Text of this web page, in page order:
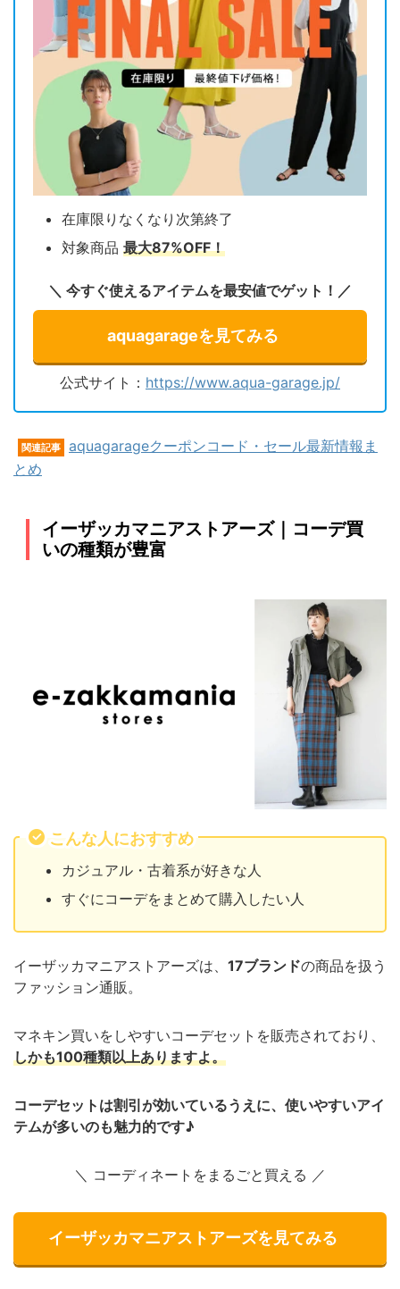
在庫限りなくなり次第終了
対象商品 最大87%OFF！
＼ 今すぐ使えるアイテムを最安値でゲット！／
aquagarageを見てみる
公式サイト： https://www.aqua-garage.jp/
関連記事
aquagarageクーポンコード・セール最新情報ま
とめ
イーザッカマニアストアーズ｜コーデ買
いの種類が豊富
こんな人におすすめ
カジュアル・古着系が好きな人
すぐにコーデをまとめて購入したい人
イーザッカマニアストアーズは、 17ブランドの商品を扱う
ファッション通販。
マネキン買いをしやすいコーデセットを販売されており、
しかも100種類以上ありますよ。
コーデセットは割引が効いているうえに、使いやすいアイ
テムが多いのも魅力的です♪
＼ コーディネートをまるごと買える ／
イーザッカマニアストアーズを見てみる